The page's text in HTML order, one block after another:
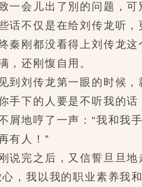
一会儿出了別的问题，
不仅是在给刘传龙听，
刚都没看得上刘传龙这
，还刚愎自用。
刘传龙第一眼的时候，
手下的人要是不听我的
地哼了一声：“我和我手
有人！”
完之后，又信誓旦旦地
我以我的职业素养我和